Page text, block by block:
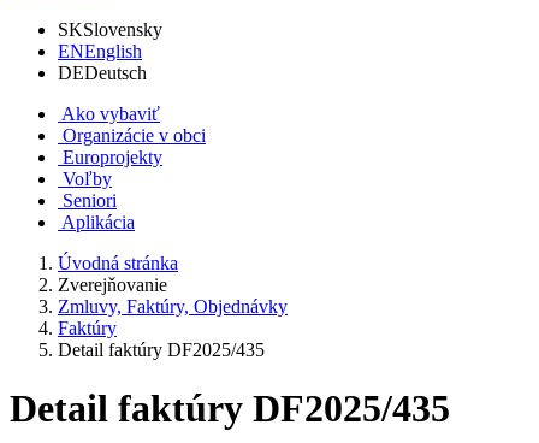
SKSlovensky
ENEnglish
DEDeutsch
Ako vybaviť
Organizácie v obci
Europrojekty
Voľby
Seniori
Aplikácia
Úvodná stránka
Zverejňovanie
Zmluvy, Faktúry, Objednávky
Faktúry
Detail faktúry DF2025/435
Detail faktúry DF2025/435